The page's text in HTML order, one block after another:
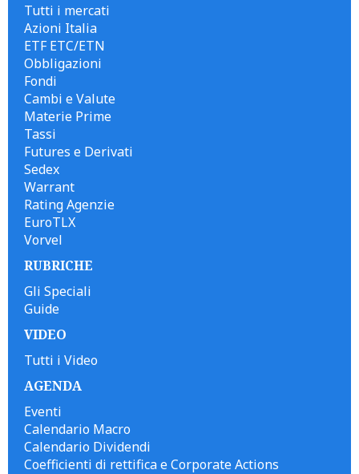
Tutti i mercati
Azioni Italia
ETF ETC/ETN
Obbligazioni
Fondi
Cambi e Valute
Materie Prime
Tassi
Futures e Derivati
Sedex
Warrant
Rating Agenzie
EuroTLX
Vorvel
RUBRICHE
Gli Speciali
Guide
VIDEO
Tutti i Video
AGENDA
Eventi
Calendario Macro
Calendario Dividendi
Coefficienti di rettifica e Corporate Actions